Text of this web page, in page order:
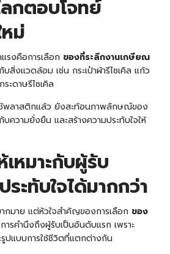
กตอบโจทย์
ม่
รงคือการเลือก ของที่ระลึกงานเกษียณ
สิ่งแวดล้อม เช่น กระเป๋าผ้ารีไซเคิล แก้ว
ะดาษรีไซเคิล
ช้พลาสติกแล้ว ยังสะท้อนภาพลักษณ์ของ
ความยั่งยืน และสร้างความประทับใจให้
เหมาะกับผู้รับ
ะทับใจได้มากกว่า
กมาย แต่หัวใจสำคัญของการเลือก ของ
รคำนึงถึงผู้รับเป็นอันดับแรก เพราะ
ปแบบการใช้ชีวิตที่แตกต่างกัน